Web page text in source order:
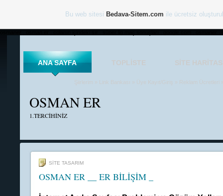
ANA SAYFA TOPLISTE SITE
Şiirlerim Link Bankası Üye Kayıt/Giriş Reklam Ücretleri
OSMAN ER
1.TERCİHİNİZ
SİTE TASARIM
OSMAN ER __ ER BİLİŞİM _
Bu web sitesi Bedava-Sitem.com ile ücretsiz